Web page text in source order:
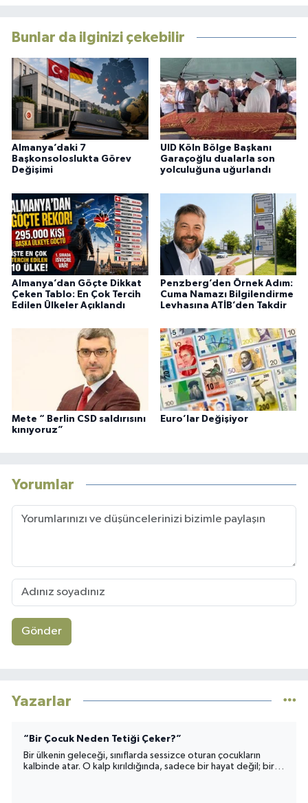
Bunlar da ilginizi çekebilir
Almanya’daki 7
Başkonsoloslukta Görev
Değişimi
UID Köln Bölge Başkanı
Garaçoğlu dualarla son
yolculuğuna uğurlandı
Almanya’dan Göçte Dikkat
Çeken Tablo: En Çok Tercih
Edilen Ülkeler Açıklandı
Penzberg’den Örnek Adım:
Cuma Namazı Bilgilendirme
Levhasına ATİB’den Takdir
Mete “ Berlin CSD saldırısını
kınıyoruz”
Euro’lar Değişiyor
Yorumlar
Gönder
Yazarlar
“Bir Çocuk Neden Tetiği Çeker?”
Bir ülkenin geleceği, sınıflarda sessizce oturan çocukların
kalbinde atar. O kalp kırıldığında, sadece bir hayat değil; bir